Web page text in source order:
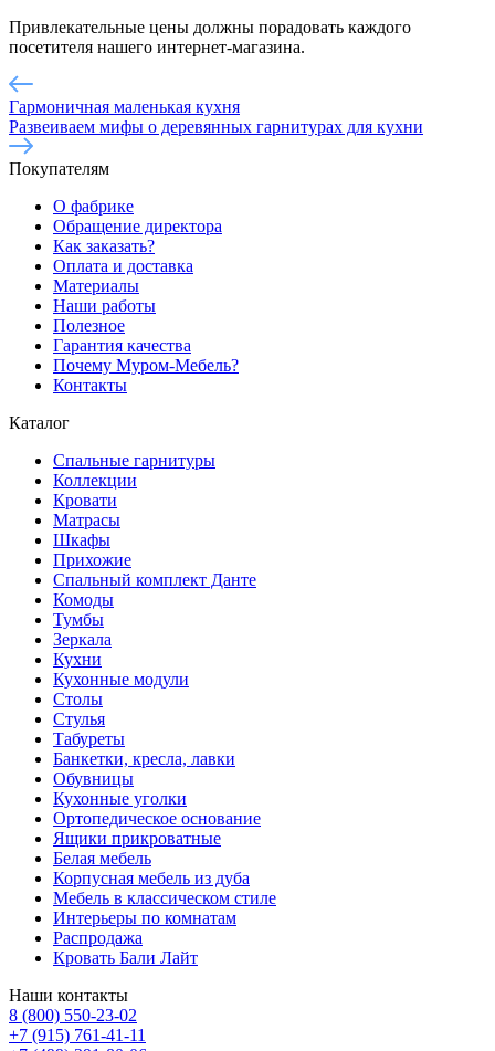
Привлекательные цены должны порадовать каждого
посетителя нашего интернет-магазина.
Гармоничная маленькая кухня
Развеиваем мифы о деревянных гарнитурах для кухни
Покупателям
О фабрике
Обращение директора
Как заказать?
Оплата и доставка
Материалы
Наши работы
Полезное
Гарантия качества
Почему Муром-Мебель?
Контакты
Каталог
Спальные гарнитуры
Коллекции
Кровати
Матрасы
Шкафы
Прихожие
Спальный комплект Данте
Комоды
Тумбы
Зеркала
Кухни
Кухонные модули
Столы
Стулья
Табуреты
Банкетки, кресла, лавки
Обувницы
Кухонные уголки
Ортопедическое основание
Ящики прикроватные
Белая мебель
Корпусная мебель из дуба
Мебель в классическом стиле
Интерьеры по комнатам
Распродажа
Кровать Бали Лайт
Наши контакты
8 (800) 550-23-02
+7 (915) 761-41-11